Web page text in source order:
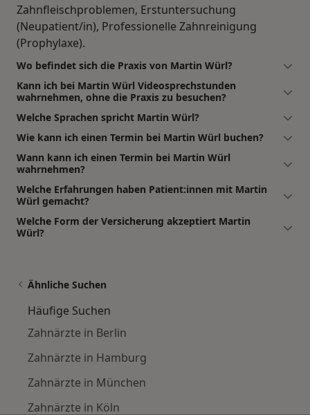
Zahnfleischproblemen, Erstuntersuchung
(Neupatient/in), Professionelle Zahnreinigung
(Prophylaxe).
Wo befindet sich die Praxis von Martin Würl?
Kann ich bei Martin Würl Videosprechstunden
wahrnehmen, ohne die Praxis zu besuchen?
Welche Sprachen spricht Martin Würl?
Wie kann ich einen Termin bei Martin Würl buchen?
Wann kann ich einen Termin bei Martin Würl
wahrnehmen?
Welche Erfahrungen haben Patient:innen mit Martin
Würl gemacht?
Welche Form der Versicherung akzeptiert Martin
Würl?
Ähnliche Suchen
Häufige Suchen
Zahnärzte in Berlin
Zahnärzte in Hamburg
Zahnärzte in München
Zahnärzte in Köln